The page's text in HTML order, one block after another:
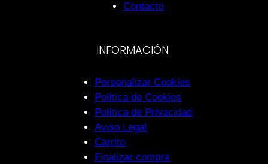
Contacto
INFORMACIÓN
Personalizar Cookies
Política de Cookies
Política de Privacidad
Aviso Legal
Carrito
Finalizar compra